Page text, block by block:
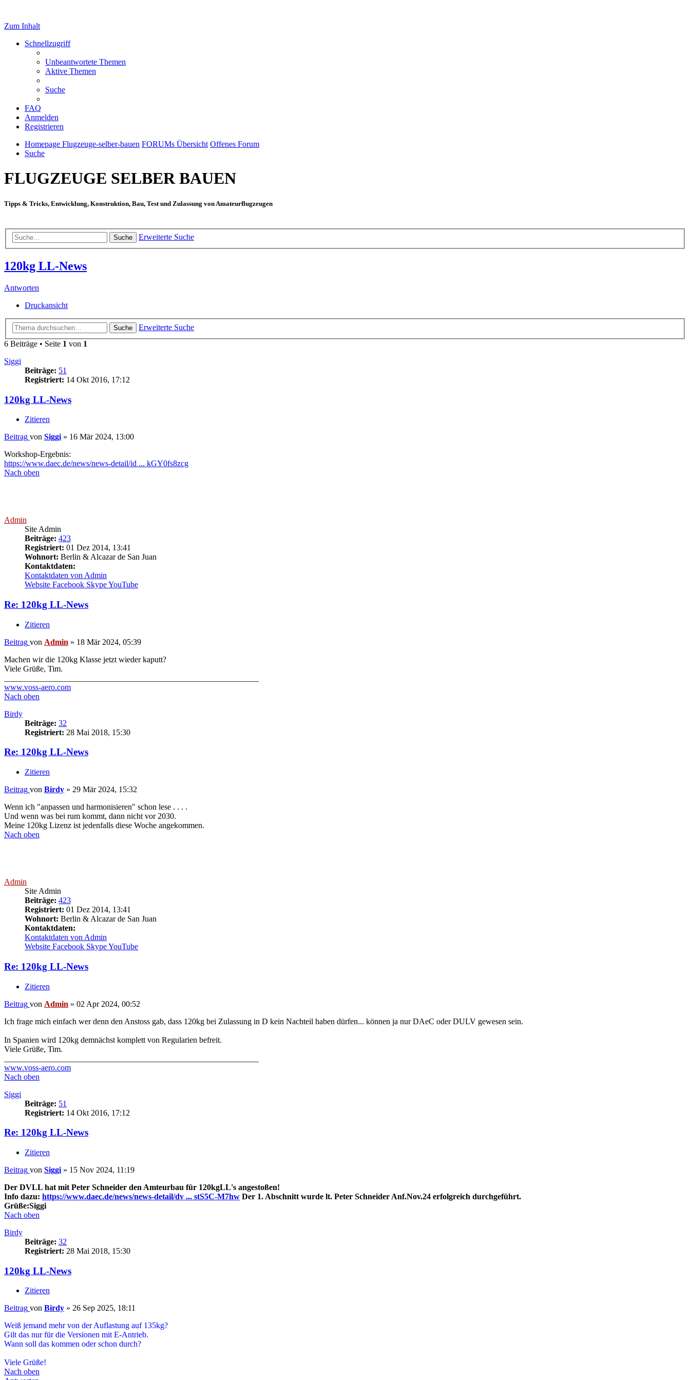
Zum Inhalt
Schnellzugriff
Unbeantwortete Themen
Aktive Themen
Suche
FAQ
Anmelden
Registrieren
Homepage Flugzeuge-selber-bauen FORUMs Übersicht Offenes Forum
Suche
FLUGZEUGE SELBER BAUEN
Tipps & Tricks, Entwicklung, Konstruktion, Bau, Test und Zulassung von Amateurflugzeugen
Suche Erweiterte Suche
120kg LL-News
Antworten
Druckansicht
Suche
Erweiterte Suche
6 Beiträge • Seite 1 von 1
Siggi
Beiträge: 51
Registriert: 14 Okt 2016, 17:12
120kg LL-News
Zitieren
Beitrag von Siggi » 16 Mär 2024, 13:00
Workshop-Ergebnis:
https://www.daec.de/news/news-detail/id ... kGY0fs8zcg
Nach oben
Admin
Site Admin
Beiträge: 423
Registriert: 01 Dez 2014, 13:41
Wohnort: Berlin & Alcazar de San Juan
Kontaktdaten:
Kontaktdaten von Admin
Website Facebook SkypeYouTube
Re: 120kg LL-News
Zitieren
Beitrag von Admin » 18 Mär 2024, 05:39
Machen wir die 120kg Klasse jetzt wieder kaputt?
Viele Grüße, Tim.
www.voss-aero.com
Nach oben
Birdy
Beiträge: 32
Registriert: 28 Mai 2018, 15:30
Re: 120kg LL-News
Zitieren
Beitrag von Birdy » 29 Mär 2024, 15:32
Wenn ich "anpassen und harmonisieren" schon lese . . . .
Und wenn was bei rum kommt, dann nicht vor 2030.
Meine 120kg Lizenz ist jedenfalls diese Woche angekommen.
Nach oben
Admin
Site Admin
Beiträge: 423
Registriert: 01 Dez 2014, 13:41
Wohnort: Berlin & Alcazar de San Juan
Kontaktdaten:
Kontaktdaten von Admin
Website Facebook SkypeYouTube
Re: 120kg LL-News
Zitieren
Beitrag von Admin » 02 Apr 2024, 00:52
Ich frage mich einfach wer denn den Anstoss gab, dass 120kg bei Zulassung in D kein Nachteil haben dürfen... können ja nur DAeC oder DULV gewesen sein.
In Spanien wird 120kg demnächst komplett von Regularien befreit.
Viele Grüße, Tim.
www.voss-aero.com
Nach oben
Siggi
Beiträge: 51
Registriert: 14 Okt 2016, 17:12
Re: 120kg LL-News
Zitieren
Beitrag von Siggi » 15 Nov 2024, 11:19
Der DVLL hat mit Peter Schneider den Amteurbau für 120kgLL's angestoßen!
Info dazu: https://www.daec.de/news/news-detail/dv ... stS5C-M7hw Der 1. Abschnitt wurde lt. Peter Schneider Anf.Nov.24 erfolgreich durchgeführt.
Grüße:Siggi
Nach oben
Birdy
Beiträge: 32
Registriert: 28 Mai 2018, 15:30
120kg LL-News
Zitieren
Beitrag von Birdy » 26 Sep 2025, 18:11
Weiß jemand mehr von der Auflastung auf 135kg?
Gilt das nur für die Versionen mit E-Antrieb.
Wann soll das kommen oder schon durch?
Viele Grüße!
Nach oben